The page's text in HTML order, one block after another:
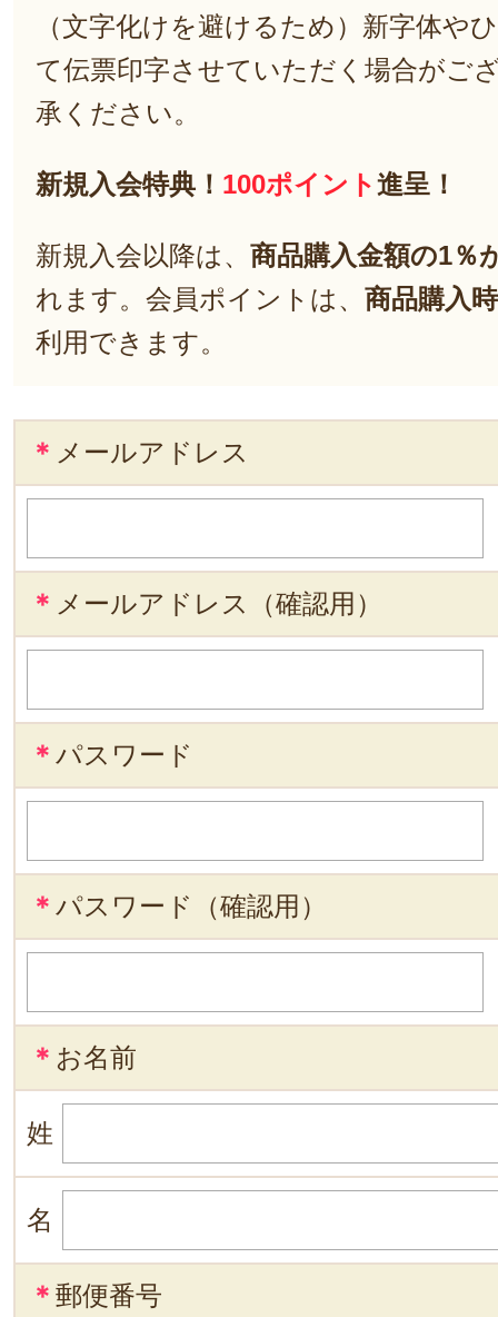
（文字化けを避けるため）新字体や
て伝票印字させていただく場合がご
承ください。
新規入会特典！ 100ポイント進呈！
新規入会以降は、 商品購入金額の1％
れます。会員ポイントは、 商品購入
利用できます。
＊ メールアドレス
＊ メールアドレス（確認用）
＊ パスワード
＊ パスワード（確認用）
＊ お名前
姓
名
＊ 郵便番号